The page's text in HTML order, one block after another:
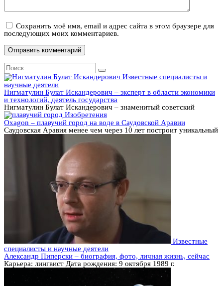
Сохранить моё имя, email и адрес сайта в этом браузере для
последующих моих комментариев.
Search
for:
Известные специалисты и
научные деятели
Нигматулин Булат Искандерович – эксперт в области экономики
и технологий, деятель государства
Нигматулин Булат Искандерович – знаменитый советский
Изобретения
Oxagon – плавучий город на воде в Саудовской Аравии
Саудовская Аравия менее чем через 10 лет построит уникальный
Известные
специалисты и научные деятели
Александр Пиперски – биография, фото, личная жизнь, сейчас
Карьера: лингвист Дата рождения: 9 октября 1989 г.